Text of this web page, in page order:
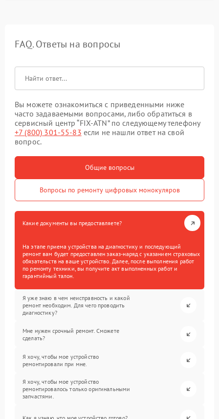
FAQ. Ответы на вопросы
Вы можете ознакомиться с приведенными ниже
часто задаваемыми вопросами, либо обратиться в
сервисный центр “FIX-ATN” по следующему телефону
+7 (800) 301-55-83 если не нашли ответ на свой
вопрос.
Общие вопросы
Вопросы по ремонту цифровых монокуляров
Какие документы вы предоставляете?
На этапе приема устройства на диагностику и последующий
ремонт вам будет предоставлен заказ-наряд с указанием страховых
обязательств на ваше устройство. Далее, после выполнения работ
по ремонту техники, вы получите акт выполненных работ и
гарантийный талон.
Я уже знаю в чем неисправность и какой
ремонт необходим. Для чего проводить
диагностику?
Мне нужен срочный ремонт. Сможете
сделать?
Я хочу, чтобы мое устройство
ремонтировали при мне.
Я хочу, чтобы мое устройство
ремонтировалось только оригинальными
запчастями.